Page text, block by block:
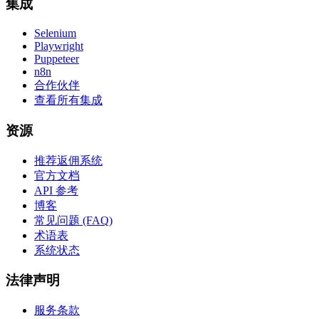
集成
Selenium
Playwright
Puppeteer
n8n
合作伙伴
查看所有集成
资源
推荐返佣系统
官方文档
API 参考
博客
常见问题 (FAQ)
术语表
系统状态
法律声明
服务条款